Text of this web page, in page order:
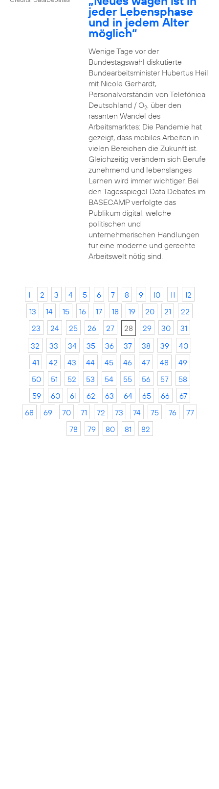
jeder Lebensphase
und in jedem Alter
möglich“
Wenige Tage vor der
Bundestagswahl diskutierte
Bundearbeitsminister Hubertus Heil
mit Nicole Gerhardt,
Personalvorständin von Telefónica
Deutschland / O2, über den
rasanten Wandel des
Arbeitsmarktes: Die Pandemie hat
gezeigt, dass mobiles Arbeiten in
vielen Bereichen die Zukunft ist.
Gleichzeitig verändern sich Berufe
zunehmend und lebenslanges
Lernen wird immer wichtiger. Bei
den Tagesspiegel Data Debates im
BASECAMP verfolgte das
Publikum digital, welche
politischen und
unternehmerischen Handlungen
für eine moderne und gerechte
Arbeitswelt nötig sind.
1 2 3 4 5 6 7 8 9 10 11
12
13
14 15 16 17 18 19 20 21
22
23
24 25 26 27 28 29 30
31
32
33 34 35 36 37 38 39
40
41
42 43 44 45 46 47 48
49
50
51 52 53 54 55 56 57
58
59
60 61 62 63 64 65 66
67
68
69 70 71 72 73 74 75 76
77
78
79 80 81 82